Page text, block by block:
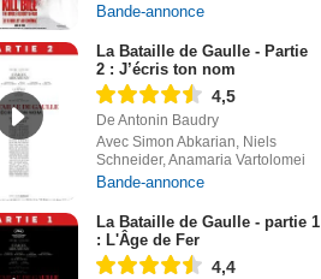
Bande-annonce
La Bataille de Gaulle - Partie
2 : J’écris ton nom
4,5
De Antonin Baudry
Avec Simon Abkarian, Niels
Schneider, Anamaria Vartolomei
Bande-annonce
La Bataille de Gaulle - partie 1
: L'Âge de Fer
4,4